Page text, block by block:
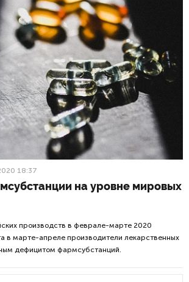
18:37
на уровне мировых
производств в феврале-марте 2020
в марте-апреле производители лекарственных
дефицитом фармсубстанций.